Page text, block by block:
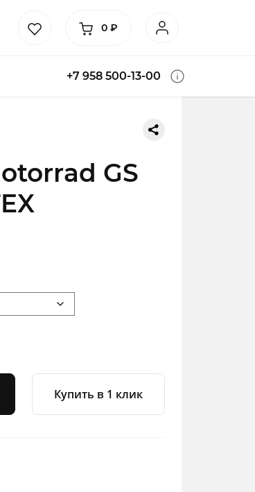
0 ₽
+7 958 500-13-00
GS
Купить в 1 клик